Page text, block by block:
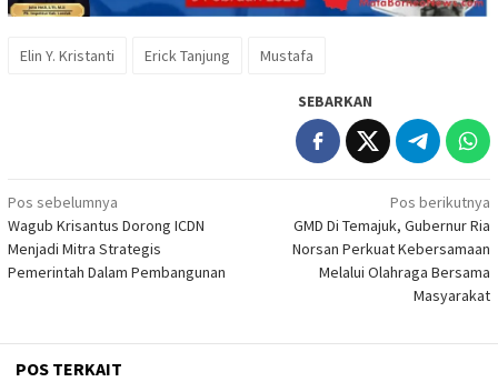
Elin Y. Kristanti Erick Tanjung Mustafa
SEBARKAN
Navigasi
pos
Pos sebelumnya
Wagub Krisantus Dorong ICDN
Menjadi Mitra Strategis
Pemerintah Dalam Pembangunan
Pos berikutnya
GMD Di Temajuk, Gubernur Ria
Norsan Perkuat Kebersamaan
Melalui Olahraga Bersama
Masyarakat
POS TERKAIT